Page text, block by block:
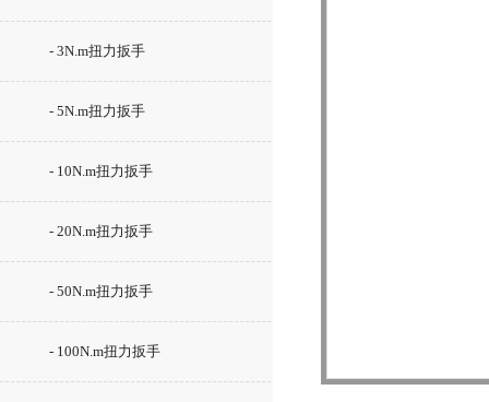
- 3N.m扭力扳手
- 5N.m扭力扳手
- 10N.m扭力扳手
- 20N.m扭力扳手
- 50N.m扭力扳手
- 100N.m扭力扳手